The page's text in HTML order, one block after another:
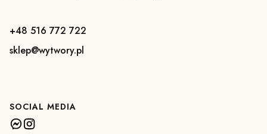
+48 516 772 722
sklep@wytwory.pl
SOCIAL MEDIA